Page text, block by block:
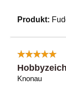
Produkt:
Knonau